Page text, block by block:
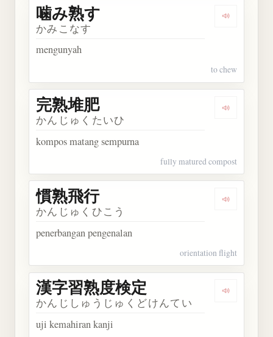
Dengarkan
噛み熟す
かみこなす
mengunyah
to chew
Dengarkan
完熟堆肥
かんじゅくたいひ
kompos matang sempurna
fully matured compost
Dengarkan
慣熟飛行
かんじゅくひこう
penerbangan pengenalan
orientation flight
Dengarkan
漢字習熟度検定
かんじしゅうじゅくどけんてい
uji kemahiran kanji